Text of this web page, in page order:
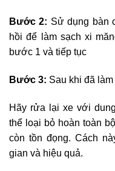
Bước 2: Sử dụng bàn
hồi để làm sạch xi
bước 1 và tiếp tục
Bước 3: Sau khi đã
Hãy rửa lại xe với
thể loại bỏ hoàn toàn
còn tồn đọng. Cách
gian và hiệu quả.